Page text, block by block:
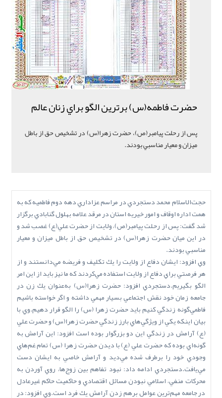
حضرت فاطمه(س) برترين الگو براي زنان عالم
پس از رحلت پيامبر(ص)، حضرت زهرا(س) در تشخيص حق از باطل
ميزان و معيار مناسبي بودند.
حجت‌الاسلام محمد دستجردي در مراسم عزاداري دهه دوم فاطميه كه به
همت اداره اوقاف و امور خيريه استان در مرقد علامه بهلول گنابادي برگزار
شد گفت: پس از رحلت پيامبر(ص)، ولايت از حضرت علي(ع) غصب شد و
در اين ميان حضرت زهرا(س) در تشخيص حق از باطل ميزان و معيار
مناسبي بودند.
وي افزود: ايشان دفاع از ولايت را يك تكليف و فريضه مي‌دانستند و از
هر فرصتي براي دفاع از ولايت استفاده مي‌كردند كه ما نيز بايد از اين امر
الگو بگيريم.دستجردي افزود: حضرت زهرا(س) به‌عنوان يك زن در
جامعه زمان خود نقش اجتماعي بسيار مهمي داشته و اگر خواسته باشيم
فاطمي‌گونه زندگي كنيم بايد حضرت زهرا (س) را الگو قرار دهيم.وي با
بيان اينكه يكي از ويژگي‌هاي بارز زندگي حضرت زهرا(س) و حضرت علي
(ع) آرامش در زندگي اين دو بزرگوار بوده است افزود: اين آرامش به
گونه‌اي بوده كه حضرت علي (ع) با ديدن حضرت زهرا (س) تمام غم‌هاي
وجودي خود را برطرف شده مي‌ديد و آرامش خاصي به ايشان دست
مي‌يافت.دستجردي ادامه داد: نبود تفاهم بين زوج‌ها، روي آوردن به
محركات منفي، اسلامي نبودن مسائل اقتصادي و حاكميت حاكم غيرعادل
در جامعه مهم‌ترين عوامل برهم زدن آرامش يك فرد است.وي افزود: در